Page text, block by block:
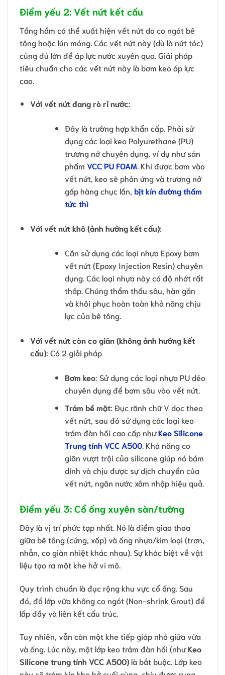
Điểm yếu 2: Vết nứt kết cấu
Tầng hầm có thể xuất hiện vết nứt do co ngót bê
tông hoặc lún móng. Các vết nứt này (dù là nứt tóc)
cũng đủ lớn để áp lực nước xuyên qua. Giải pháp
tiêu chuẩn cho các vết nứt này là bơm keo áp lực
cao.
Với vết nứt đang rò rỉ nước:
Đây là trường hợp khẩn cấp. Phải sử
dụng các loại keo Polyurethane (PU)
trương nở chuyên dụng, ví dụ như sản
phẩm VCC PU FOAM . Khi được bơm vào
vết nứt, keo sẽ phản ứng và trương nở
gấp hàng chục lần, bịt kín đường thấm
tức thì
Với vết nứt khô (ảnh hưởng kết cấu):
Cần sử dụng các loại nhựa Epoxy bơm
vết nứt (Epoxy Injection Resin) chuyên
dụng. Các loại nhựa này có độ nhớt rất
thấp. Chúng thẩm thấu sâu, hàn gắn
và khôi phục hoàn toàn khả năng chịu
lực của bê tông.
Với vết nứt còn co giãn (không ảnh hưởng kết
cấu): Có 2 giải pháp
Bơm keo: Sử dụng các loại nhựa PU dẻo
chuyên dụng để bơm sâu vào vết nứt.
Trám bề mặt: Đục rãnh chữ V dọc theo
vết nứt, sau đó sử dụng các loại keo
trám đàn hồi cao cấp nhưKeo Silicone
Trung tính VCC A500. Khả năng co
giãn vượt trội của silicone giúp nó bám
dính và chịu được sự dịch chuyển của
vết nứt, ngăn nước xâm nhập hiệu quả.
Điểm yếu 3: Cổ ống xuyên sàn/tường
Đây là vị trí phức tạp nhất. Nó là điểm giao thoa
giữa bê tông (cứng, xốp) và ống nhựa/kim loại (trơn,
nhẵn, co giãn nhiệt khác nhau). Sự khác biệt về vật
liệu tạo ra một khe hở vi mô.
Quy trình chuẩn là đục rộng khu vực cổ ống. Sau
đó, đổ lớp vữa không co ngót (Non-shrink Grout) để
lấp đầy và liên kết cấu trúc.
Tuy nhiên, vẫn còn một khe tiếp giáp nhỏ giữa vữa
và ống. Lúc này, một lớp keo trám đàn hồi (nhưKeo
Silicone trung tính VCC A500)là bắt buộc. Lớp keo